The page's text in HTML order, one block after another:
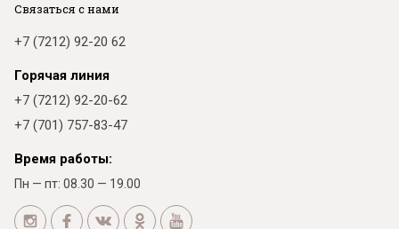
Связаться с нами
+7 (7212) 92-20 62
Горячая линия
+7 (7212) 92-20-62
+7 (701) 757-83-47
Время работы:
Пн — пт: 08.30 — 19.00